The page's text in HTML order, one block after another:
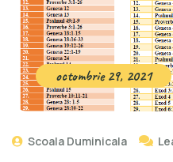
octombrie 29, 2021
Scoala Duminicala